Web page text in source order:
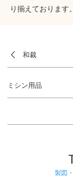
り揃えております。
和裁
ミシン用品
製図